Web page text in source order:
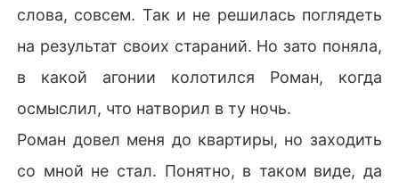
слова, совсем. Так и не решилась поглядеть
на результат своих стараний. Но зато поняла,
в какой агонии колотился Роман, когда
осмыслил, что натворил в ту ночь.
Роман довел меня до квартиры, но заходить
со мной не стал. Понятно, в таком виде, да